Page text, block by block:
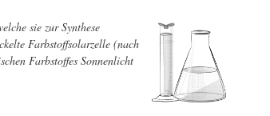
Energie
des
Sonnenlichts
sie zur Synthese
Farbstoffsolarzelle (nach
Farbstoffes Sonnenlicht